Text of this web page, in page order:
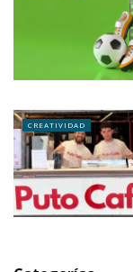
CREATIVIDAD